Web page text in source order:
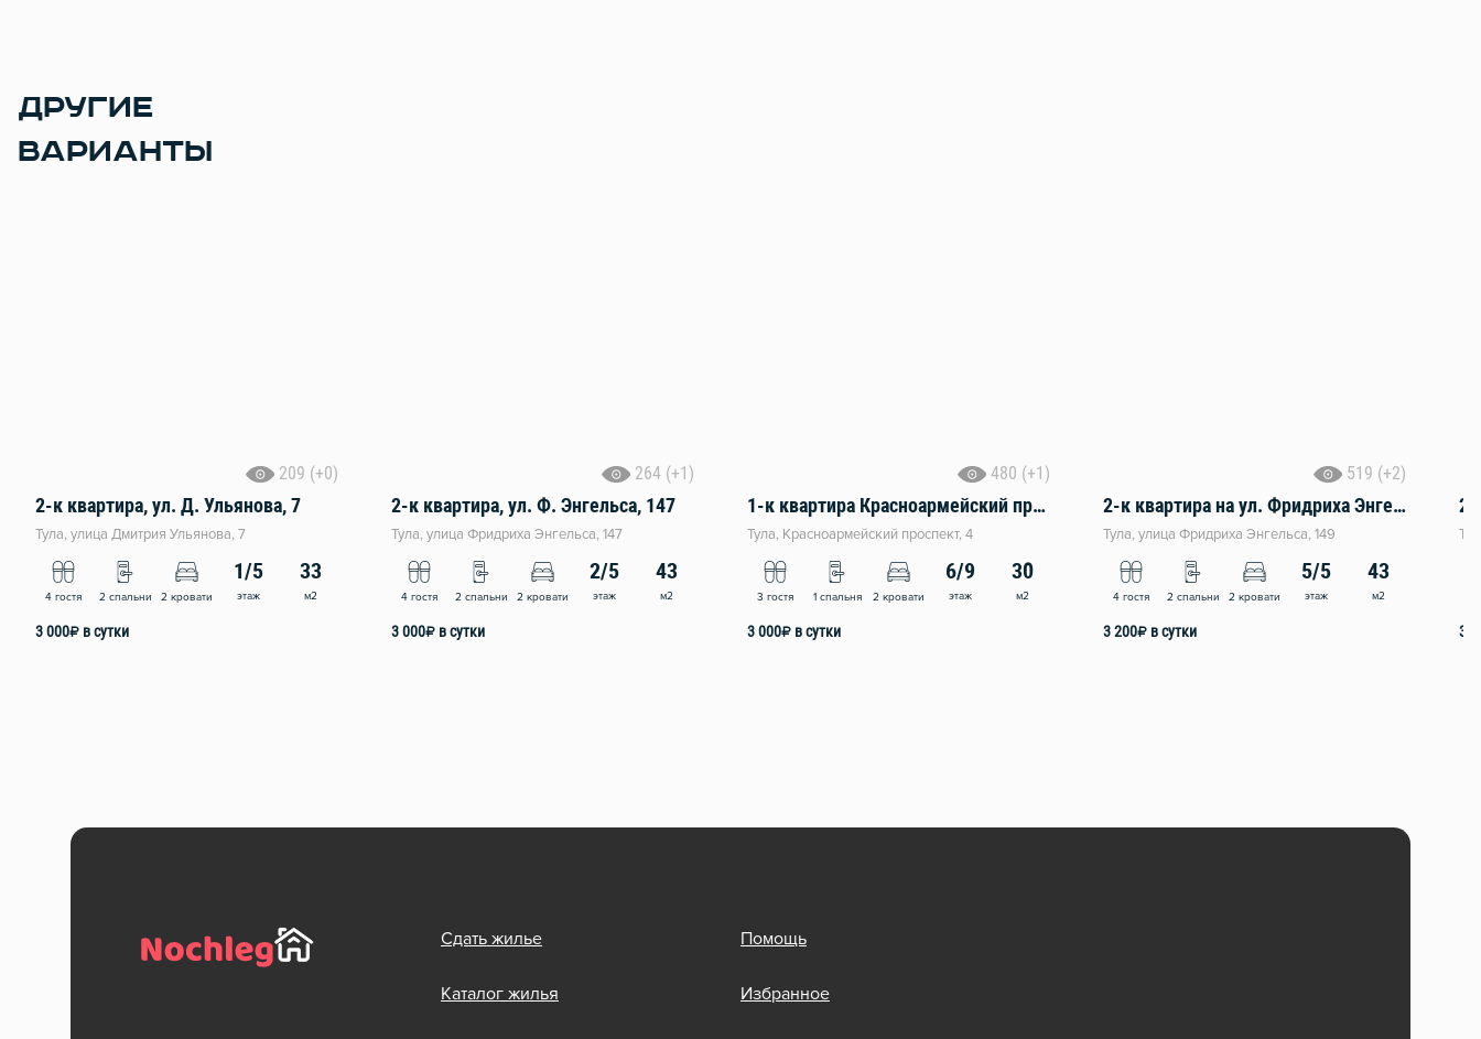
ДРУГИЕ
ВАРИАНТЫ
209 (+0)
2-к квартира, ул. Д. Ульянова, 7
Тула, улица Дмитрия Ульянова, 7
4 гостя 2 спальни 2 кровати
1/5
этаж
33
м2
3 000₽ в сутки
264 (+1)
2-к квартира, ул. Ф. Энгельса, 147
Тула, улица Фридриха Энгельса, 147
4 гостя 2 спальни 2 кровати
2/5
этаж
43
м2
3 000₽ в сутки
480 (+1)
1-к квартира Красноармейский пр-т, 4
Тула, Красноармейский проспект, 4
3 гостя 1 спальня 2 кровати
6/9
этаж
30
м2
3 000₽ в сутки
519 (+2)
2-к квартира на ул. Фридриха Энгельса, 149
Тула, улица Фридриха Энгельса, 149
4 гостя 2 спальни 2 кровати
5/5
этаж
43
м2
3 200₽ в сутки
2-
3
Сдать жилье
Каталог жилья
Помощь
Избранное